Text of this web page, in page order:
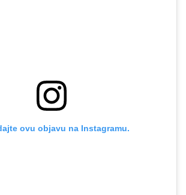
ovu objavu na Instagramu.